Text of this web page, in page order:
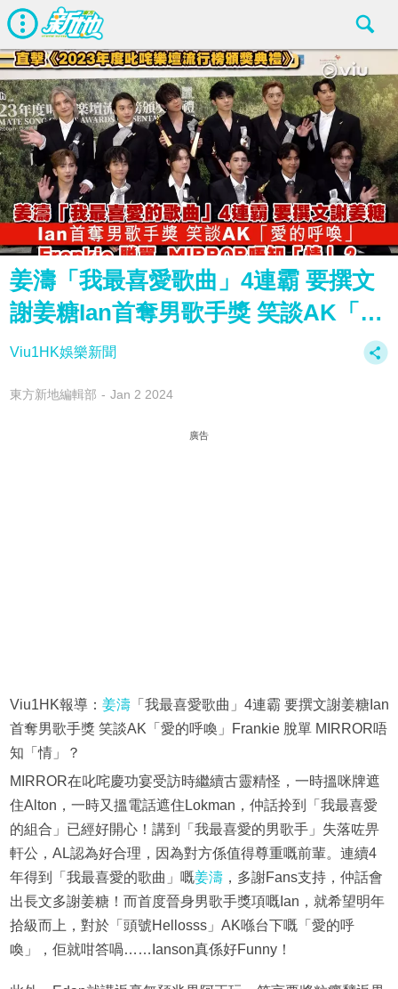
姜濤「我最喜愛歌曲」4連霸 要撰文
謝姜糖Ian首奪男歌手獎 笑談AK「…
Viu1HK娛樂新聞
東方新地編輯部 Jan 2 2024
廣告
Viu1HK報導： 姜濤「我最喜愛歌曲」4連霸 要撰文謝姜糖Ian
首奪男歌手獎 笑談AK「愛的呼喚」Frankie 脫單 MIRROR唔
知「情」？
MIRROR在叱咤慶功宴受訪時繼續古靈精怪，一時搵咪牌遮
住Alton，一時又搵電話遮住Lokman，仲話拎到「我最喜愛
的組合」已經好開心！講到「我最喜愛的男歌手」失落咗畀
軒公，AL認為好合理，因為對方係值得尊重嘅前輩。連續4
年得到「我最喜愛的歌曲」嘅姜濤，多謝Fans支持，仲話會
出長文多謝姜糖！而首度晉身男歌手獎項嘅Ian，就希望明年
拾級而上，對於「頭號Hellosss」AK喺台下嘅「愛的呼
喚」，佢就咁答喎……Ianson真係好Funny！